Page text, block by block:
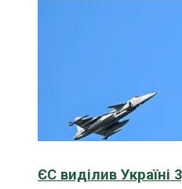
ЄС виділив Україні